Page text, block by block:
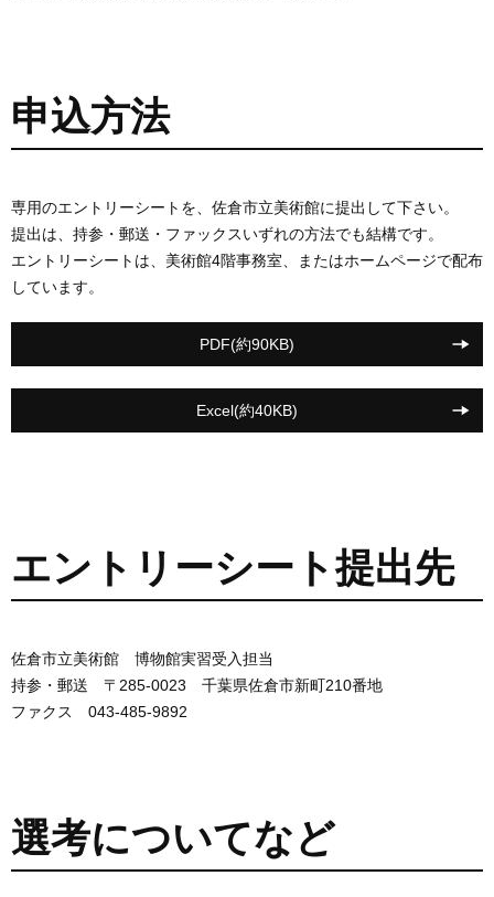
申込方法
専用のエントリーシートを、佐倉市立美術館に提出して下さい。
提出は、持参・郵送・ファックスいずれの方法でも結構です。
エントリーシートは、美術館4階事務室、またはホームページで配布
しています。
PDF(約90KB)
Excel(約40KB)
エントリーシート提出先
佐倉市立美術館 博物館実習受入担当
持参・郵送 〒285-0023 千葉県佐倉市新町210番地
ファクス 043-485-9892
選考についてなど